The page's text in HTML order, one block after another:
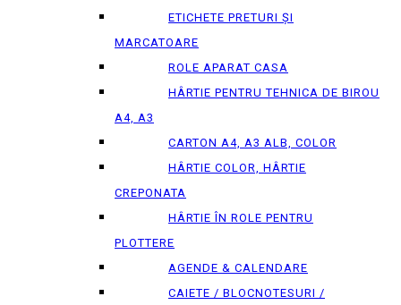
ETICHETE PRETURI ȘI
MARCATOARE
ROLE APARAT CASA
HÂRTIE PENTRU TEHNICA DE BIROU
A4, A3
CARTON A4, A3 ALB, COLOR
HÂRTIE COLOR, HÂRTIE
CREPONATA
HÂRTIE ÎN ROLE PENTRU
PLOTTERE
AGENDE & CALENDARE
CAIETE / BLOCNOTESURI /